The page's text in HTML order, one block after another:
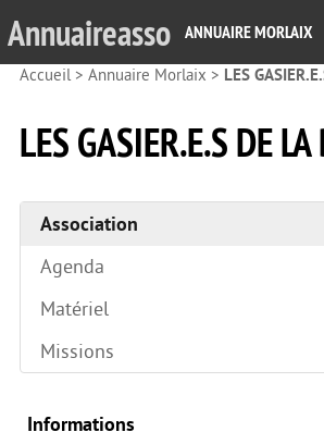
Annuaireasso ANNUAIRE MORLAIX
Accueil> Annuaire Morlaix > LES
LES GASIER.E.S DE
Association
Agenda
Matériel
Missions
Informations